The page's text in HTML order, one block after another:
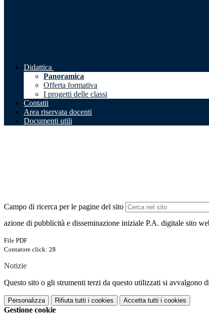
Didattica
Panoramica
Offerta formativa
I progetti delle classi
Contatti
Area riservata docenti
Documenti utili
Campo di ricerca per le pagine del sito
azione di pubblicità e disseminazione iniziale P.A. digitale sito
File PDF
Contatore click: 28
Notizie
Questo sito o gli strumenti terzi da questo utilizzati si avvalgono
Personalizza Rifiuta tutti i cookies Accetta tutti i cookies
Gestione cookie